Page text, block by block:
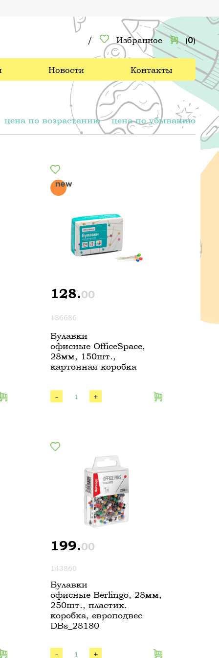
/ Избранное (0)
Новости Контакты
цена по возрастанию цена по убыванию
128.00
186686
Булавки
офисные OfficeSpace,
28мм, 150шт.,
картонная коробка
- +
199.00
143860
Булавки
офисные Berlingo, 28мм,
250шт., пластик.
коробка, европодвес
DBs_28180
- +